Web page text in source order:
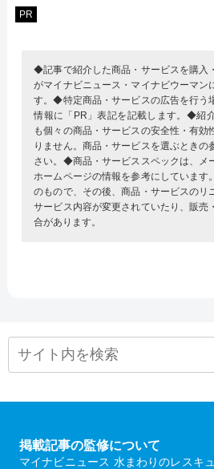
PR
◆記事で紹介した商品・サービスを購入
がマイナビニュース・マイナビウーマン
す。◆特定商品・サービスの広告を行う
情報に「PR」表記を記載します。◆紹
も個々の商品・サービスの安全性・有効
りません。商品・サービスを選ぶときの
さい。◆商品・サービススペックは、メ
ホームページの情報を参考にしていま
のもので、その後、商品・サービスのリ
サービス内容が変更されていたり、販売
合があります。
掲載記事の監修について
マイナビニュース 水まわりのレスキ